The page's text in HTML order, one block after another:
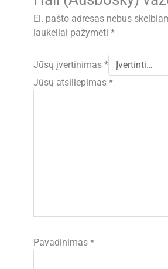
El. pašto adresas nebus
laukeliai pažymėti*
Jūsų įvertinimas*
Jūsų atsiliepimas*
Pavadinimas*